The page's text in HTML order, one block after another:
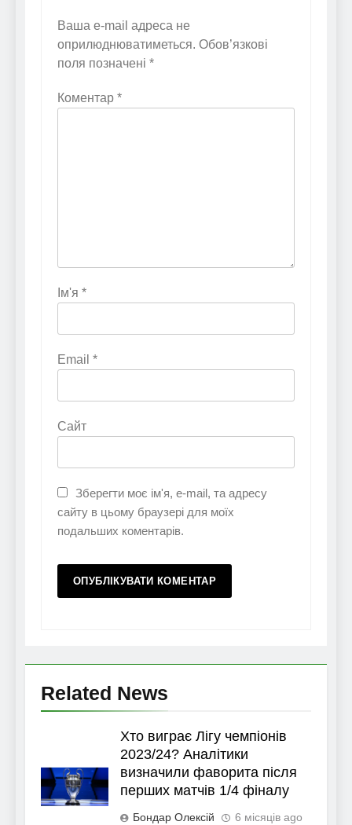
Ваша e-mail адреса не
оприлюднюватиметься. Обов’язкові
поля позначені *
Коментар *
Ім'я *
Email *
Сайт
Зберегти моє ім'я, e-mail, та адресу
сайту в цьому браузері для моїх
подальших коментарів.
Related News
Хто виграє Лігу чемпіонів
2023/24? Аналітики
визначили фаворита після
перших матчів 1/4 фіналу
Бондар Олексій 6 місяців ago